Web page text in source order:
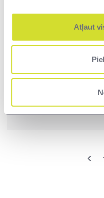
Atļaut
19.12.2017
VNĪ atklāj “100
simtgadei”